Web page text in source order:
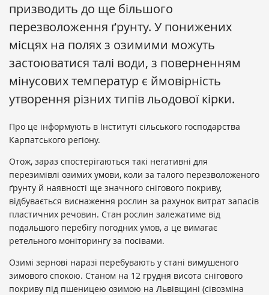
призводить до ще більшого
перезволоження ґрунту. У понижених
місцях на полях з озимими можуть
застоюватися талі води, з поверненням
мінусових температур є ймовірність
утворення різних типів льодової кірки.
Про це інформують в Інституті сільського господарства
Карпатського регіону.
Отож, зараз спостерігаються такі негативні для
перезимівлі озимих умови, коли за талого перезволоженого
ґрунту й наявності ще значного снігового покриву,
відбувається виснаження рослин за рахунок витрат запасів
пластичних речовин. Стан рослин залежатиме від
подальшого перебігу погодних умов, а це вимагає
ретельного моніторингу за посівами.
Озимі зернові наразі перебувають у стані вимушеного
зимового спокою. Станом на 12 грудня висота снігового
покриву під пшеницею озимою на Львівщині (сівозміна